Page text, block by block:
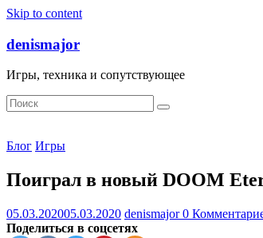
Skip to content
denismajor
Игры, техника и сопутствующее
Блог Игры
Поиграл в новый DOOM
05.03.202005.03.2020 denismajor0
Поделиться в соцсетях